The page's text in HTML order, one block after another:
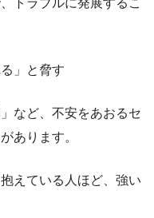
トラブルに発展するこ
」と脅す
など、不安をあおるセ
あります。
えている人ほど、強い